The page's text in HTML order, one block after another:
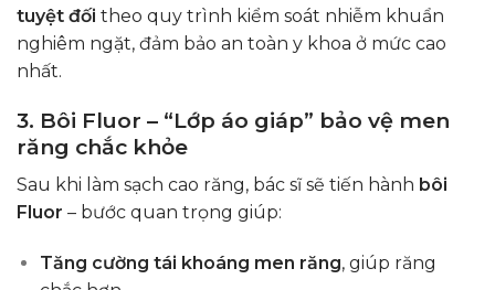
tuyệt đối theo quy trình kiểm soát nhiễm khuẩn
nghiêm ngặt, đảm bảo an toàn y khoa ở mức cao
nhất.
3. Bôi Fluor – “Lớp áo giáp” bảo vệ men
răng chắc khỏe
Sau khi làm sạch cao răng, bác sĩ sẽ tiến hành bôi
Fluor – bước quan trọng giúp:
Tăng cường tái khoáng men răng, giúp răng